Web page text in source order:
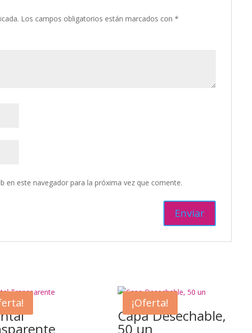
Los campos obligatorios están marcados con*
en este navegador para la próxima vez que comente.
¡Oferta!
Capa Desechable,
50 un